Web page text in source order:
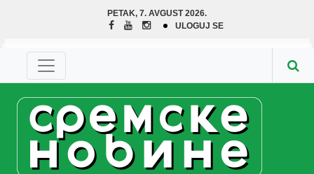
PETAK, 7. AVGUST 2026.
ULOGUJ SE